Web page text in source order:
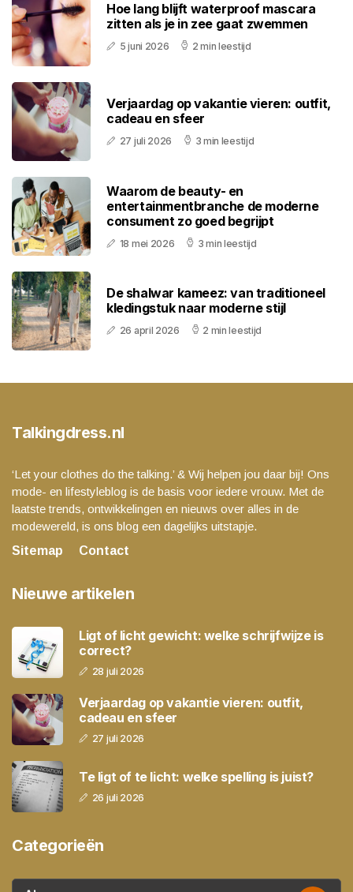
Hoe lang blijft waterproof mascara
zitten als je in zee gaat zwemmen
5 juni 2026 2 min leestijd
Verjaardag op vakantie vieren: outfit,
cadeau en sfeer
27 juli 2026 3 min leestijd
Waarom de beauty- en
entertainmentbranche de moderne
consument zo goed begrijpt
18 mei 2026 3 min leestijd
De shalwar kameez: van traditioneel
kledingstuk naar moderne stijl
26 april 2026 2 min leestijd
Talkingdress.nl
‘Let your clothes do the talking.’ & Wij helpen jou daar bij! Ons
mode- en lifestyleblog is de basis voor iedere vrouw. Met de
laatste trends, ontwikkelingen en nieuws over alles in de
modewereld, is ons blog een dagelijks uitstapje.
Sitemap
Contact
Nieuwe artikelen
Ligt of licht gewicht: welke schrijfwijze is
correct?
28 juli 2026
Verjaardag op vakantie vieren: outfit,
cadeau en sfeer
27 juli 2026
Te ligt of te licht: welke spelling is juist?
26 juli 2026
Categorieën